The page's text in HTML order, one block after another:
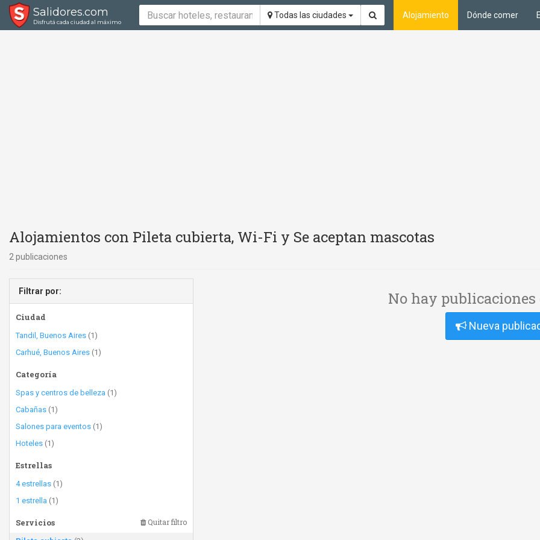
Salidores.com
Disfrutá cada ciudad al máximo
Todas las ciudades Alojamiento Dónde comer
Alojamientos con Pileta cubierta, Wi-Fi y Se aceptan mascotas
2 publicaciones
Filtrar por:
Ciudad
Tandil, Buenos Aires (1)
Carhué, Buenos Aires (1)
Categoría
Spas y centros de belleza (1)
Cabañas (1)
Salones para eventos (1)
Hoteles (1)
Estrellas
4 estrellas (1)
1 estrella (1)
Servicios Quitar filtro
No hay publicaciones
Nueva